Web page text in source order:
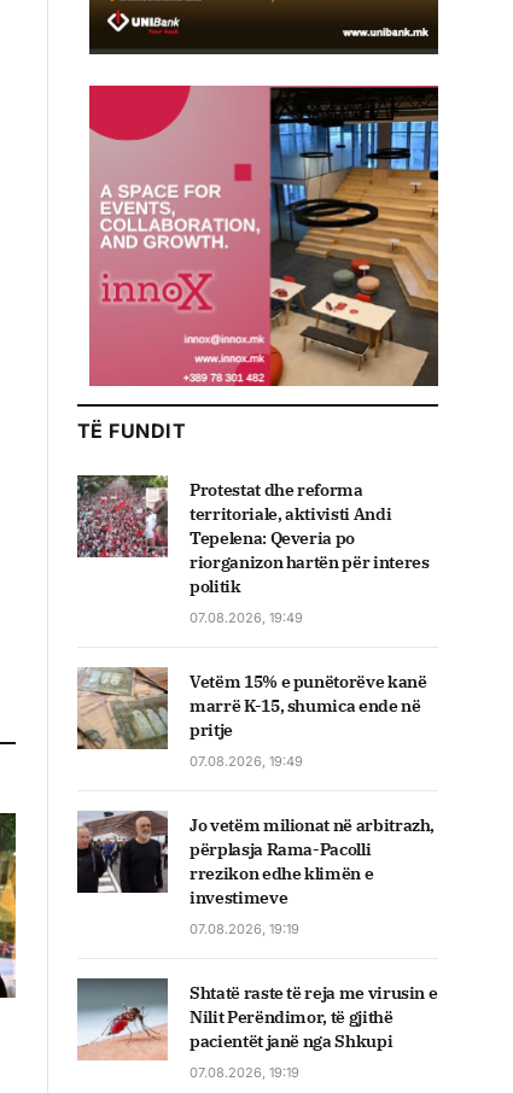
TË FUNDIT
Protestat dhe reforma
territoriale, aktivisti Andi
Tepelena: Qeveria po
riorganizon hartën për interes
politik
07.08.2026, 19:49
Vetëm 15% e punëtorëve kanë
marrë K-15, shumica ende në
pritje
07.08.2026, 19:49
Jo vetëm milionat në arbitrazh,
përplasja Rama-Pacolli
rrezikon edhe klimën e
investimeve
07.08.2026, 19:19
Shtatë raste të reja me virusin e
Nilit Perëndimor, të gjithë
pacientët janë nga Shkupi
07.08.2026, 19:19